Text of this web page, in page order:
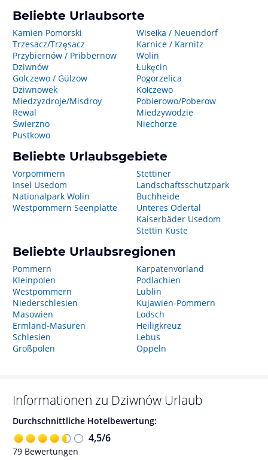
Beliebte Urlaubsorte
Kamien Pomorski
Trzesacz/Trzęsacz
Przybiernów / Pribbernow
Dziwnów
Golczewo / Gülzow
Dziwnowek
Miedzyzdroje/Misdroy
Rewal
Świerzno
Pustkowo
Wisełka / Neuendorf
Karnice / Karnitz
Wolin
Łukęcin
Pogorzelica
Kołczewo
Pobierowo/Poberow
Miedzywodzie
Niechorze
Beliebte Urlaubsgebiete
Vorpommern
Insel Usedom
Nationalpark Wolin
Westpommern Seenplatte
Stettiner
Landschaftsschutzpark
Buchheide
Unteres Odertal
Kaiserbäder Usedom
Stettin Küste
Beliebte Urlaubsregionen
Pommern
Kleinpolen
Westpommern
Niederschlesien
Masowien
Ermland-Masuren
Schlesien
Großpolen
Karpatenvorland
Podlachien
Lublin
Kujawien-Pommern
Lodsch
Heiligkreuz
Lebus
Oppeln
Informationen zu Dziwnów Urlaub
Durchschnittliche Hotelbewertung:
4,5/6
79 Bewertungen